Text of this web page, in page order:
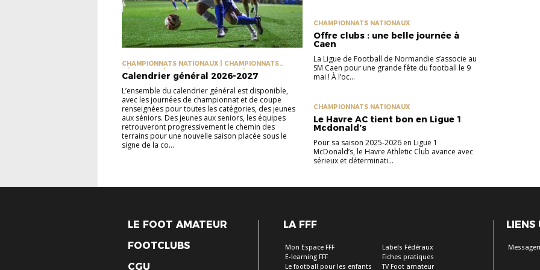
CHAMPIONNATS NATIONAUX | CHAMPIONNATS
RÉGIONAUX | COUPES NATIONALES | COUPES
RÉGIONALES
Calendrier général 2026-2027
L’ensemble du calendrier général est disponible,
avec les journées de championnat et de coupe
renseignées pour toutes les catégories, des jeunes
aux séniors. Des jeunes aux seniors, les équipes
retrouveront progressivement le chemin des
terrains pour une nouvelle saison placée sous le
signe de la co...
CHAMPIONNATS NATIONAUX
Offre clubs : une belle journée à
Caen
La Ligue de Football de Normandie s’associe au
SM Caen pour une grande fête du football le 9
mai ! À l’oc...
CHAMPIONNATS NATIONAUX
Le Havre AC tient bon en Ligue 1
Mcdonald’s
Pour sa saison 2025-2026 en Ligue 1
McDonald’s, le Havre Athletic Club avance avec
sérieux et déterminati...
LE FOOT AMATEUR
FOOTCLUBS
CGU
LA FFF
Mon Espace FFF
E-learning FFF
Le football pour les enfants
Labels Fédéraux
Fiches pratiques
TV Foot amateur
LIENS